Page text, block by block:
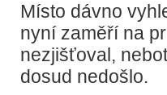
Místo dávno
nyní zaměří na
nezjišťoval,
dosud nedošlo.